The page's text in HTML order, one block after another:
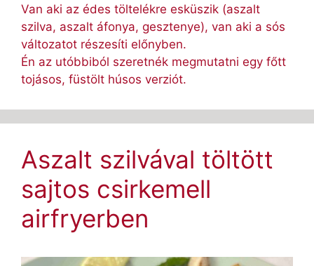
Van aki az édes töltelékre esküszik (aszalt
szilva, aszalt áfonya, gesztenye), van aki a sós
változatot részesíti előnyben.
Én az utóbbiból szeretnék megmutatni egy főtt
tojásos, füstölt húsos verziót.
Aszalt szilvával töltött
sajtos csirkemell
airfryerben